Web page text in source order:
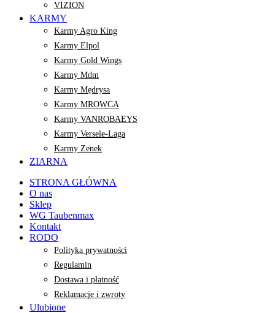
VIZION
KARMY
Karmy Agro King
Karmy Elpol
Karmy Gold Wings
Karmy Mdm
Karmy Mędrysa
Karmy MROWCA
Karmy VANROBAEYS
Karmy Versele-Laga
Karmy Zenek
ZIARNA
STRONA GŁÓWNA
O nas
Sklep
WG Taubenmax
Kontakt
RODO
Polityka prywatności
Regulamin
Dostawa i płatność
Reklamacje i zwroty
Ulubione